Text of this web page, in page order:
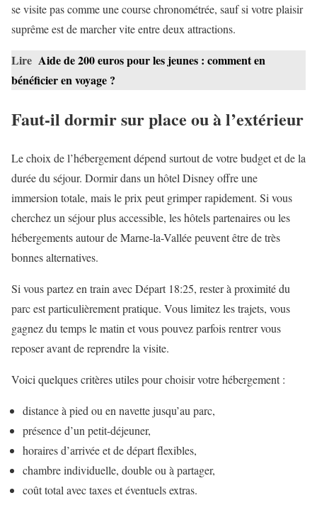
se visite pas comme une course chronométrée, sauf si votre plaisir
suprême est de marcher vite entre deux attractions.
Lire Aide de 200 euros pour les jeunes : comment en
bénéficier en voyage ?
Faut-il dormir sur place ou à l’extérieur
Le choix de l’hébergement dépend surtout de votre budget et de la
durée du séjour. Dormir dans un hôtel Disney offre une
immersion totale, mais le prix peut grimper rapidement. Si vous
cherchez un séjour plus accessible, les hôtels partenaires ou les
hébergements autour de Marne-la-Vallée peuvent être de très
bonnes alternatives.
Si vous partez en train avec Départ 18:25, rester à proximité du
parc est particulièrement pratique. Vous limitez les trajets, vous
gagnez du temps le matin et vous pouvez parfois rentrer vous
reposer avant de reprendre la visite.
Voici quelques critères utiles pour choisir votre hébergement :
distance à pied ou en navette jusqu’au parc,
présence d’un petit-déjeuner,
horaires d’arrivée et de départ flexibles,
chambre individuelle, double ou à partager,
coût total avec taxes et éventuels extras.